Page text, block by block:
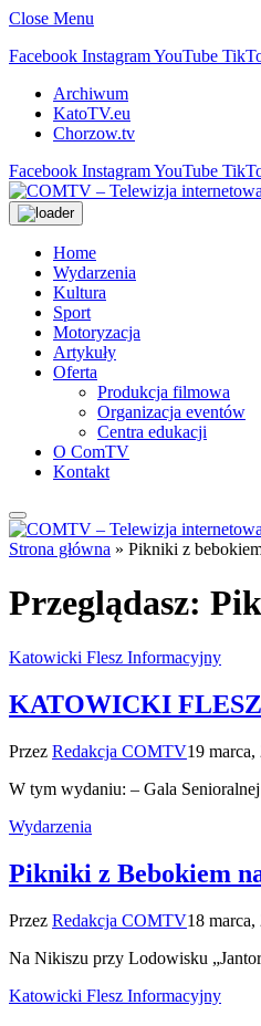
Close Menu
Facebook InstagramYouTube
Archiwum
KatoTV.eu
Chorzow.tv
Facebook InstagramYouTube
Home
Wydarzenia
Kultura
Sport
Motoryzacja
Artykuły
Oferta
Produkcja filmowa
Organizacja eventów
Centra edukacji
O ComTV
Kontakt
Strona główna » Pikniki z
Przeglądasz:
Katowicki Flesz Informacyjny
KATOWICKI
Przez Redakcja COMTV19 marca,
W tym wydaniu: – Gala
Wydarzenia
Pikniki z Bebokiem
Przez Redakcja COMTV18 marca,
Na Nikiszu przy Lodowisku
Katowicki Flesz Informacyjny